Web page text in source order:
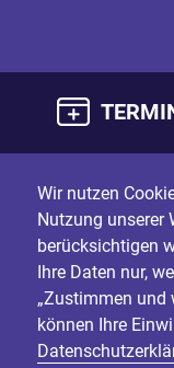
Wir nutzen
Nutzung unserer
berücksichtigen
Ihre Daten nur,
„Zustimmen und
können Ihre